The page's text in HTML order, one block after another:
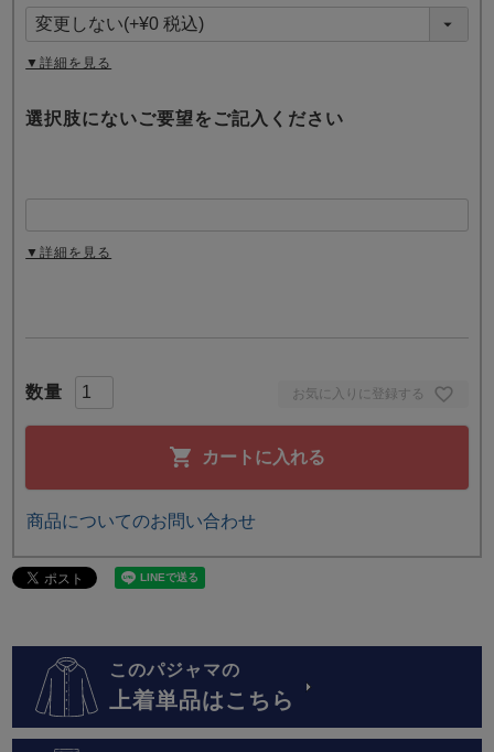
お気に入りに登録する
カートに入れる
須
)
▼詳細を見る
選択肢にないご要望をご記入ください
▼詳細を見る
商品についてのお問い合わせ
このパジャマの
上着単品はこちら